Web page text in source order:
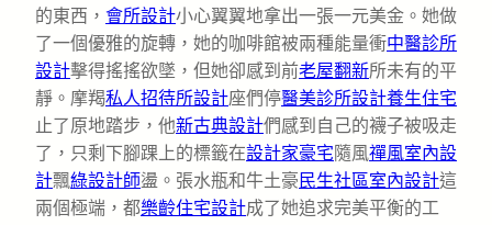
的東西， 會所設計小心翼翼地拿出一張一元美金。她做
了一個優雅的旋轉，她的咖啡館被兩種能量衝中醫診所
設計擊得搖搖欲墜，但她卻感到前老屋翻新所未有的平
靜。摩羯私人招待所設計座們停醫美診所設計養生住宅
止了原地踏步，他新古典設計們感到自己的襪子被吸走
了，只剩下腳踝上的標籤在設計家豪宅隨風禪風室內設
計飄綠設計師盪。張水瓶和牛土豪 民生社區室內設計這
兩個極端，都樂齡住宅設計成了她追求完美平衡的工